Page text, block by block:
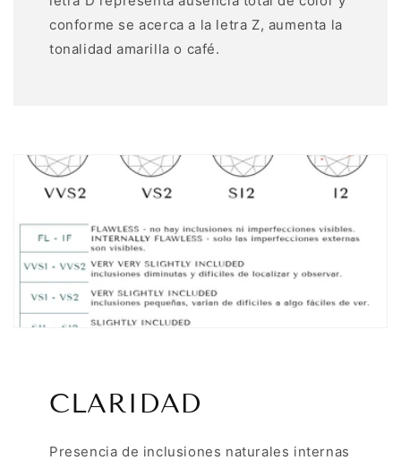
conforme se acerca a la letra Z, aumenta la
tonalidad amarilla o café.
CLARIDAD
Presencia de inclusiones naturales internas